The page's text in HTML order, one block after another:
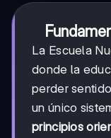
La Escuela
donde la
perder
un único
principios